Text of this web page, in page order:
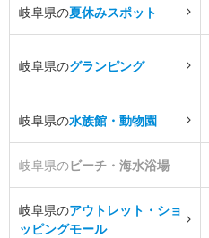
岐阜県の夏休みスポット
岐阜県のグランピング
岐阜県の水族館・動物園
岐阜県のビーチ・海水浴場
岐阜県のアウトレット・ショ
ッピングモール